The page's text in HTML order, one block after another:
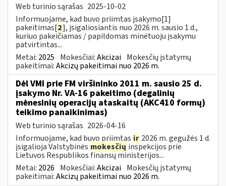
Web turinio sąrašas 2025-10-02
Informuojame, kad buvo priimtas įsakymo[1]
pakeitimas[2], įsigaliosiantis nuo 2026 m. sausio 1 d.,
kuriuo pakeičiamas / papildomas minėtuoju įsakymu
patvirtintas...
Metai: 2025 Mokesčiai:Akcizai Mokesčių įstatymų
pakeitimai:Akcizų pakeitimai nuo 2026 m.
Dėl VMI prie FM viršininko 2011 m. sausio 25 d.
įsakymo Nr. VA-16 pakeitimo (degalinių
mėnesinių operacijų ataskaitų (AKC410 formų)
teikimo panaikinimas)
Web turinio sąrašas 2026-04-16
Informuojame, kad buvo priimtas ir 2026 m. gegužės 1 d.
įsigalioja Valstybinės mokesčių inspekcijos prie
Lietuvos Respublikos finansų ministerijos...
Metai: 2026 Mokesčiai:Akcizai Mokesčių įstatymų
pakeitimai:Akcizų pakeitimai nuo 2026 m.